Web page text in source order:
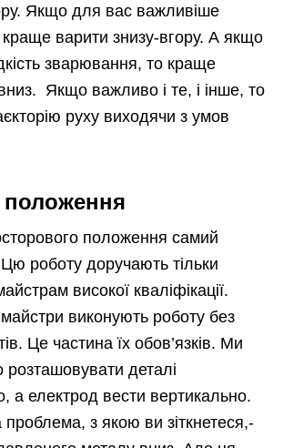
Якщо для вас важливіше
краще варити знизу-вгору. А якщо
зварювання, то краще
Якщо важливо і те, і інше, то
руху виходячи з умов
положення самий
Цю роботу доручають тільки
високої кваліфікації.
майстри виконують роботу без
Це частина їх обов’язків. Ми
деталі
а електрод вести вертикально.
з якою ви зіткнетеся,-